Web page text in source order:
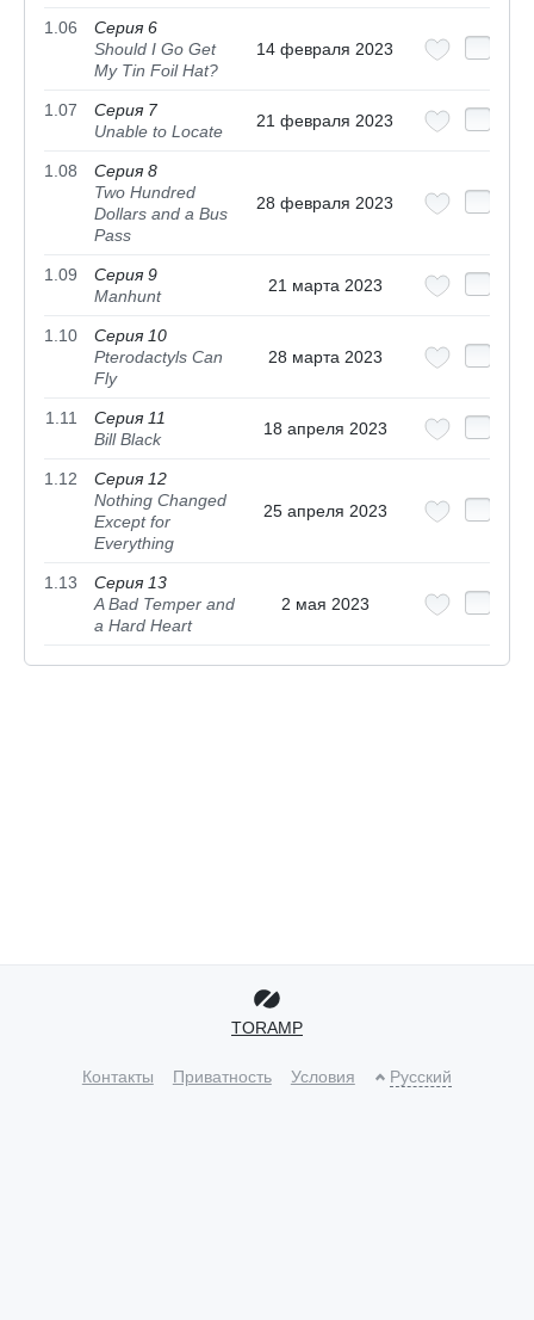
1.06
Серия 6
Should I Go Get
My Tin Foil Hat?
14 февраля 2023
1.07
Серия 7
Unable to Locate
21 февраля 2023
1.08
Серия 8
Two Hundred
Dollars and a Bus
Pass
28 февраля 2023
1.09
Серия 9
Manhunt
21 марта 2023
1.10
Серия 10
Pterodactyls Can
Fly
28 марта 2023
1.11
Серия 11
Bill Black
18 апреля 2023
1.12
Серия 12
Nothing Changed
Except for
Everything
25 апреля 2023
1.13
Серия 13
A Bad Temper and
a Hard Heart
2 мая 2023
TORAMP
Контакты Приватность Условия Русский